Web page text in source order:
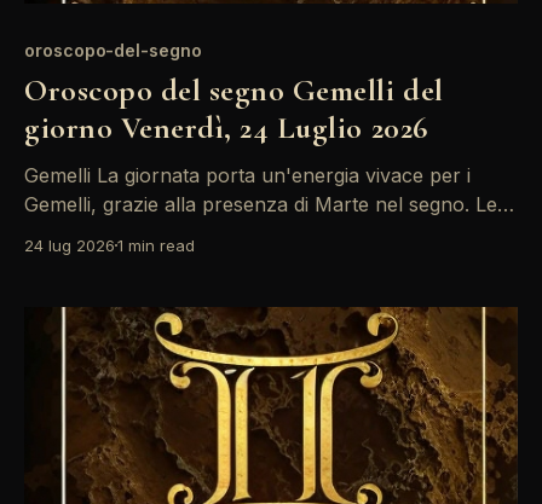
oroscopo-del-segno
Oroscopo del segno Gemelli del
giorno Venerdì, 24 Luglio 2026
Gemelli La giornata porta un'energia vivace per i
Gemelli, grazie alla presenza di Marte nel segno. Le
potrebbero creare confusione nei rapporti, ma
crescita. Focalizzatevi sulle vostre idee
24 lug 20261 min read